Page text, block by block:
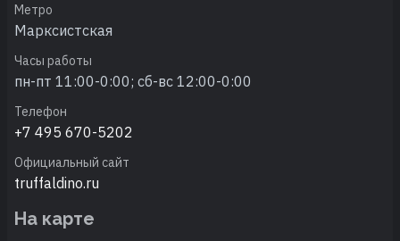
Метро
Марксистская
Часы работы
пн-пт 11:00-0:00; сб-вс 12:00-0:00
Телефон
+7 495 670-5202
Официальный сайт
truffaldino.ru
На карте